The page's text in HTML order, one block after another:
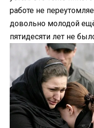
работе не
довольно молодой
пятидесяти лет не